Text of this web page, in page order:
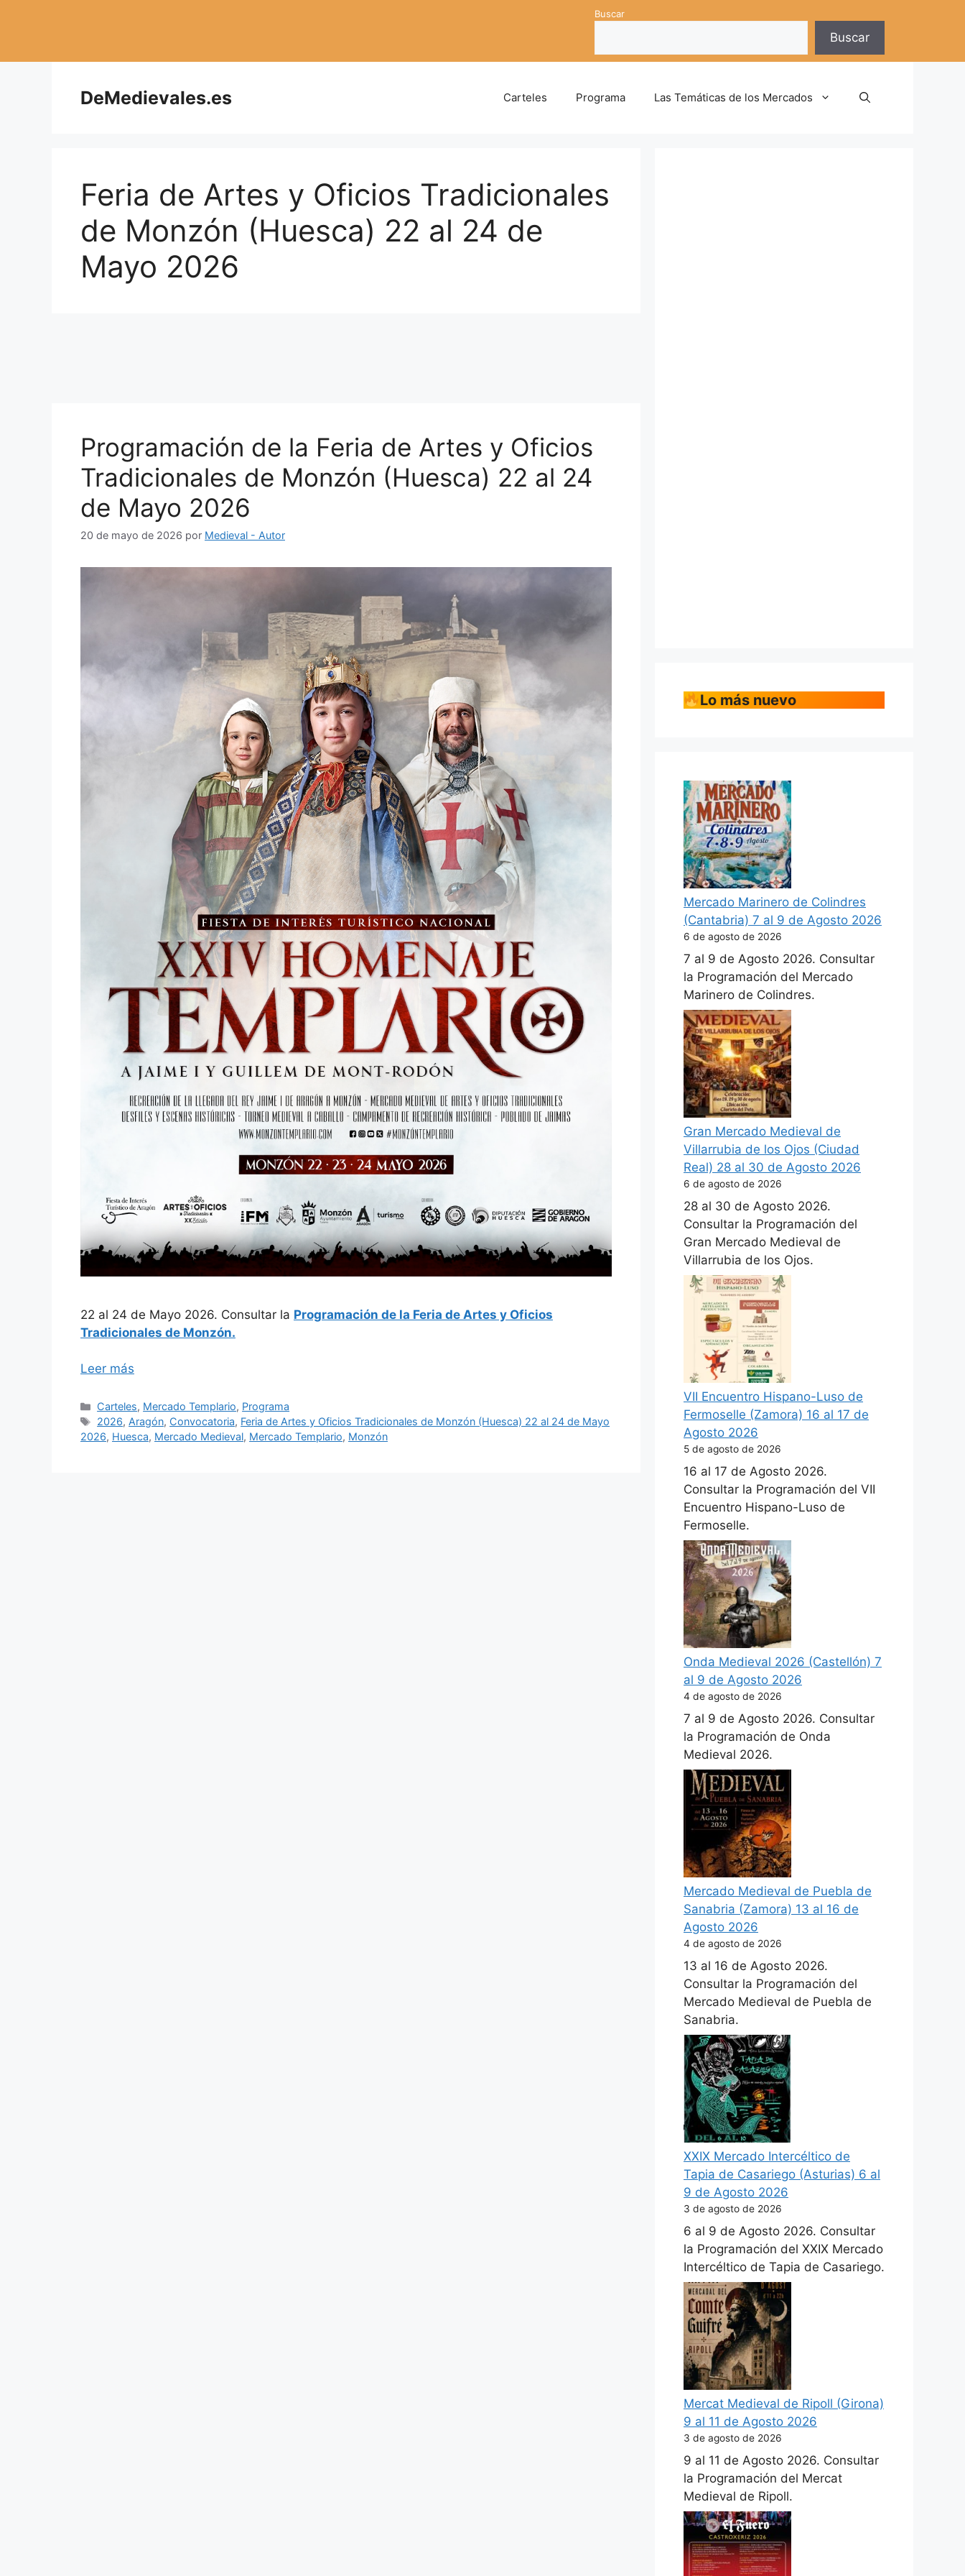
Buscar
Buscar
DeMedievales.es Carteles Programa Las Temáticas de los Mercados
Feria de Artes y Oficios Tradicionales
de Monzón (Huesca) 22 al 24 de
Mayo 2026
Programación de la Feria de Artes y Oficios
Tradicionales de Monzón (Huesca) 22 al 24
de Mayo 2026
20 de mayo de 2026 por Medieval - Autor
22 al 24 de Mayo 2026. Consultar la Programación de la Feria de Artes y Oficios
Tradicionales de Monzón.
Leer más
Categorías
Carteles, Mercado Templario, Programa
Etiquetas
2026, Aragón, Convocatoria, Feria de Artes y Oficios Tradicionales de Monzón (Huesca) 22 al 24 de Mayo
2026, Huesca, Mercado Medieval, Mercado Templario, Monzón
Lo más nuevo
Mercado Marinero de Colindres
(Cantabria) 7 al 9 de Agosto 2026
6 de agosto de 2026
7 al 9 de Agosto 2026. Consultar
la Programación del Mercado
Marinero de Colindres.
Gran Mercado Medieval de
Villarrubia de los Ojos (Ciudad
Real) 28 al 30 de Agosto 2026
6 de agosto de 2026
28 al 30 de Agosto 2026.
Consultar la Programación del
Gran Mercado Medieval de
Villarrubia de los Ojos.
VII Encuentro Hispano-Luso de
Fermoselle (Zamora) 16 al 17 de
Agosto 2026
5 de agosto de 2026
16 al 17 de Agosto 2026.
Consultar la Programación del VII
Encuentro Hispano-Luso de
Fermoselle.
Onda Medieval 2026 (Castellón) 7
al 9 de Agosto 2026
4 de agosto de 2026
7 al 9 de Agosto 2026. Consultar
la Programación de Onda
Medieval 2026.
Mercado Medieval de Puebla de
Sanabria (Zamora) 13 al 16 de
Agosto 2026
4 de agosto de 2026
13 al 16 de Agosto 2026.
Consultar la Programación del
Mercado Medieval de Puebla de
Sanabria.
XXIX Mercado Intercéltico de
Tapia de Casariego (Asturias) 6 al
9 de Agosto 2026
3 de agosto de 2026
6 al 9 de Agosto 2026. Consultar
la Programación del XXIX Mercado
Intercéltico de Tapia de Casariego.
Mercat Medieval de Ripoll (Girona)
9 al 11 de Agosto 2026
3 de agosto de 2026
9 al 11 de Agosto 2026. Consultar
la Programación del Mercat
Medieval de Ripoll.